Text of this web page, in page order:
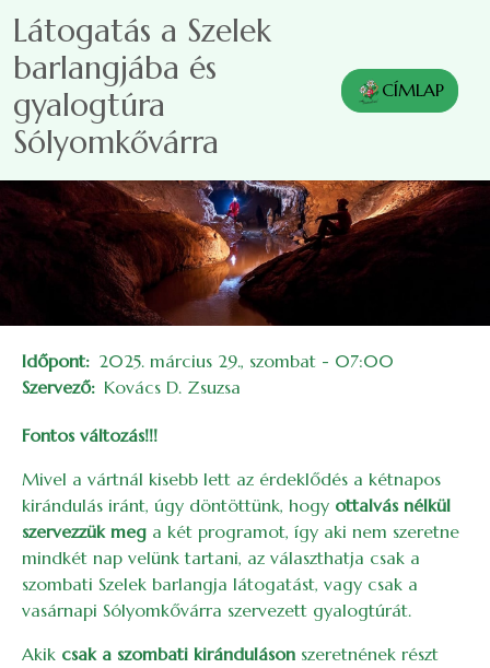
Látogatás a Szelek
barlangjába és
gyalogtúra
Sólyomkővárra
CÍMLAP
Időpont
2025. március 29., szombat - 07:00
Szervező
Kovács D. Zsuzsa
Fontos változás!!!
Mivel a vártnál kisebb lett az érdeklődés a kétnapos
kirándulás iránt, úgy döntöttünk, hogy ottalvás nélkül
szervezzük meg a két programot, így aki nem szeretne
mindkét nap velünk tartani, az választhatja csak a
szombati Szelek barlangja látogatást, vagy csak a
vasárnapi Sólyomkővárra szervezett gyalogtúrát.
Akik csak a szombati kiránduláson szeretnének részt